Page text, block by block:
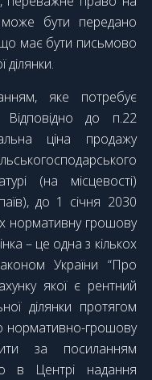
може бути передано
що має бути письмово
Відповідно до п.22
ціна продажу
(на місцевості)
до 1 січня 2030
нормативну грошову
– це одна з кількох
України “Про
якої є рентний
ділянки протягом
нормативно-грошову
за посиланням
в Центрі надання